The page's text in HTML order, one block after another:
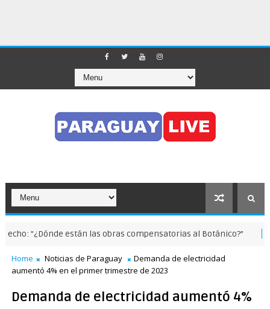
"¿Dónde están las obras compensatorias al Botánico?”
Home Noticias de Paraguay
Demanda de electricidad
aumentó 4% en el primer trimestre de 2023
Demanda de electricidad aumentó 4%